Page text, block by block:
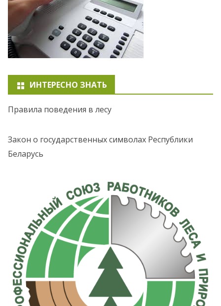
ИНТЕРЕСНО ЗНАТЬ
Правила поведения в лесу
Закон о государственных символах Республики
Беларусь